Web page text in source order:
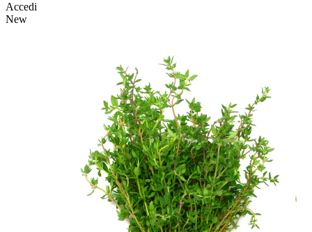
Accedi
New